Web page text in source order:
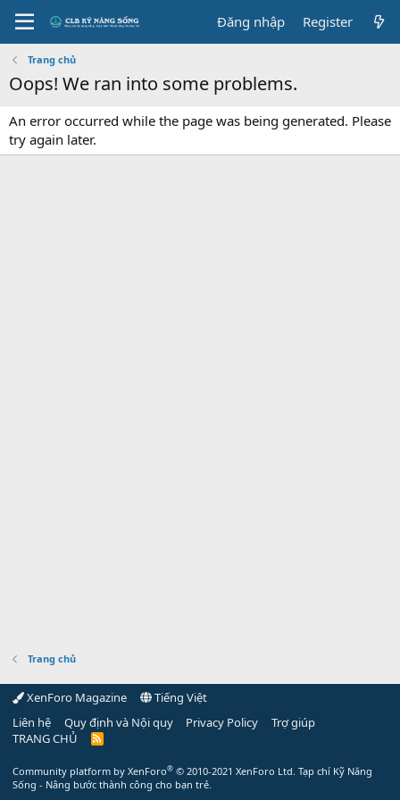
Đăng nhập Register
Trang chủ
Oops! We ran into some problems.
An error occurred while the page was being generated. Please
try again later.
Trang chủ
XenForo Magazine
Tiếng Việt
Liên hệ
Quy định và Nội quy Privacy Policy
Trợ giúp
TRANG CHỦ
R
Community platform by XenForo® © 2010-2021 XenForo Ltd. Tạp chí Kỹ Năng
Sống - Nâng bước thành công cho bạn trẻ.